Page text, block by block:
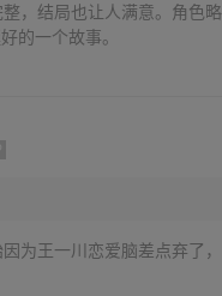
，结局也让人满意。角色
的一个故事。
为王一川恋爱脑差点弃了